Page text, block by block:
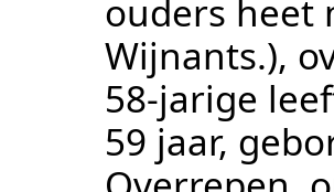
ouders heet
Wijnants.),
58-jarige
59 jaar,